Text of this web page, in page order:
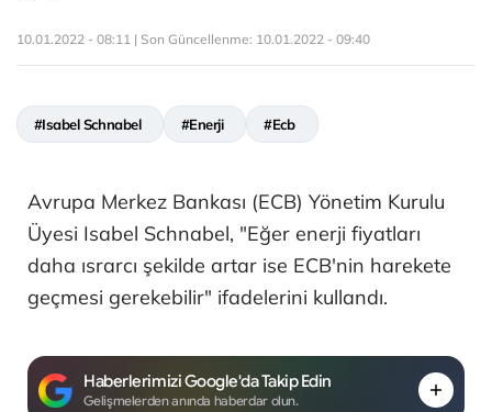
10.01.2022 - 08:11 | Son Güncellenme: 10.01.2022 - 09:40
#Isabel Schnabel #Enerji #Ecb
Avrupa Merkez Bankası (ECB) Yönetim Kurulu
Üyesi Isabel Schnabel, "Eğer enerji fiyatları
daha ısrarcı şekilde artar ise ECB'nin harekete
geçmesi gerekebilir" ifadelerini kullandı.
Haberlerimizi Google'da Takip Edin
Gelişmelerden anında haberdar olun.